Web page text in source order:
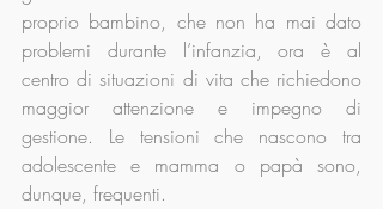
proprio bambino, che non ha mai dato
problemi durante l’infanzia, ora è al
centro di situazioni di vita che richiedono
maggior attenzione e impegno di
gestione. Le tensioni che nascono tra
adolescente e mamma o papà sono,
dunque, frequenti.